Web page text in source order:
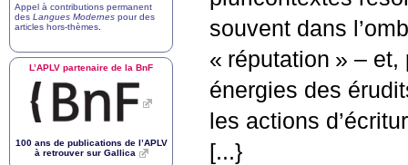
souvent dans
« réputation » – et,
énergies des
les actions
[...}
Appel à contributions permanent
des Langues Modernes pour des
articles hors-thèmes
L’APLV partenaire de la BnF
100 ans de publications de l’APLV
à retrouver sur Gallica